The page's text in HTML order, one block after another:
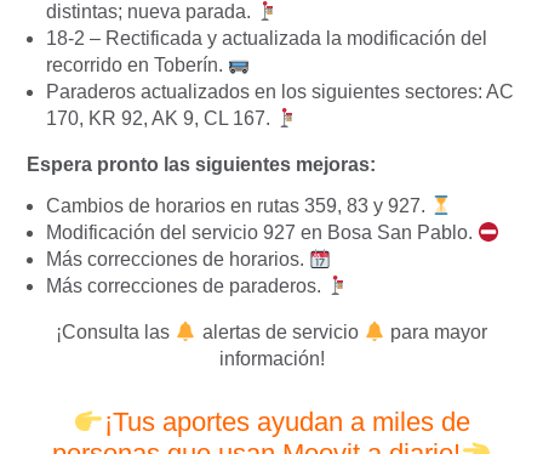
distintas; nueva parada.
18-2 – Rectificada y actualizada la modificación del
recorrido en Toberín.
Paraderos actualizados en los siguientes sectores: AC
170, KR 92, AK 9, CL 167.
Espera pronto las siguientes mejoras:
Cambios de horarios en rutas 359, 83 y 927.
Modificación del servicio 927 en Bosa San Pablo.
Más correcciones de horarios.
Más correcciones de paraderos.
¡Consulta las alertas de servicio
para mayor
información!
¡Tus aportes ayudan a miles de